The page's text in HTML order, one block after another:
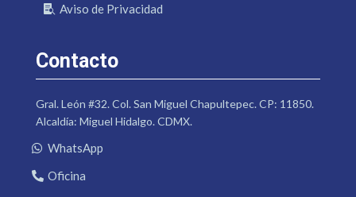
Aviso de Privacidad
Contacto
Gral. León #32. Col. San Miguel Chapultepec. CP: 11850.
Alcaldía: Miguel Hidalgo. CDMX.
WhatsApp
Oficina